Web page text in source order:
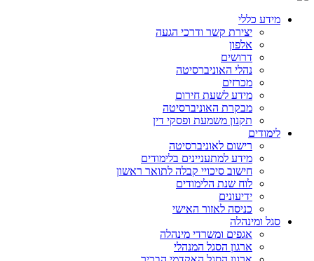
מידע כללי
יצירת קשר ודרכי הגעה
אלפון
דרושים
נהלי האוניברסיטה
מכרזים
מידע לשעת חירום
מבקרת האוניברסיטה
תקנון משמעת ופסקי דין
לימודים
רישום לאוניברסיטה
מידע למתעניינים בלימודים
חישוב סיכויי קבלה לתואר ראשון
לוח שנת הלימודים
ידיעונים
כניסה לאזור האישי
סגל ומינהלה
אגפים ומשרדי מינהלה
ארגון הסגל המנהלי